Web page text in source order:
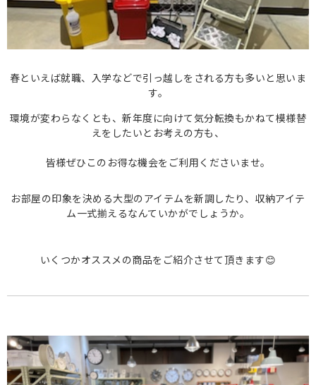
春といえば就職、入学などで引っ越しをされる方も多いと思いま
す。
環境が変わらなくとも、新年度に向けて気分転換もかねて模様替
えをしたいとお考えの方も、
皆様ぜひこのお得な機会をご利用くださいませ。
お部屋の印象を決める大型のアイテムを新調したり、収納アイテ
ム一式揃えるなんていかがでしょうか。
いくつかオススメの商品をご紹介させて頂きます😊